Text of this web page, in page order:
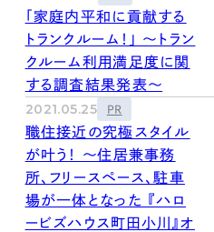
「家庭内平和に貢献する
トランクルーム！」 ～トラン
クルーム利用満足度に関
する調査結果発表～
2021.05.25 PR
職住接近の究極スタイル
が叶う！ ～住居兼事務
所、フリースペース、駐車
場が一体となった 『ハロ
ービズハウス町田小川』オ